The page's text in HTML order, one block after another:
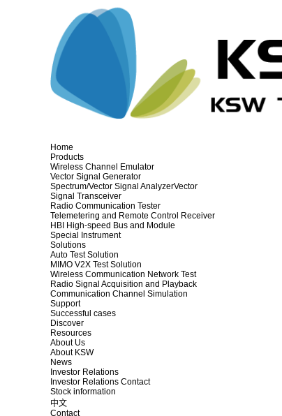
Home
Products
Wireless Channel Emulator
Vector Signal Generator
Spectrum/Vector Signal AnalyzerVector
Signal Transceiver
Radio Communication Tester
Telemetering and Remote Control Receiver
HBI High-speed Bus and Module
Special Instrument
Solutions
Auto Test Solution
MIMO V2X Test Solution
Wireless Communication Network Test
Radio Signal Acquisition and Playback
Communication Channel Simulation
Support
Successful cases
Discover
Resources
About Us
About KSW
News
Investor Relations
Investor Relations Contact
Stock information
中文
Contact